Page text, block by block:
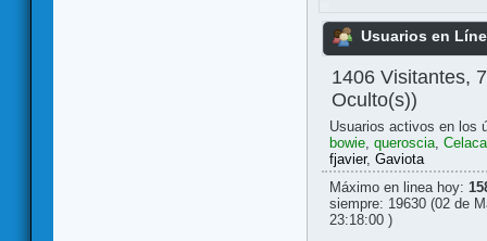
Usuarios en
1406 Visitantes,
Oculto(s))
Usuarios activos en los
bowie, queroscia,
fjavier, Gaviota
Máximo en linea hoy:
siempre: 19630 (02 de
23:18:00 )